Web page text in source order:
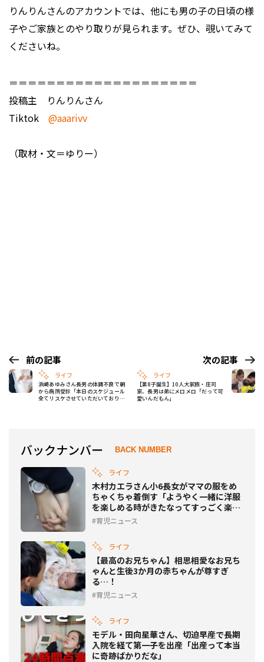
りんりんさんのアカウントでは、他にも男の子の日頃の様
子やご家族とのやり取りが見られます。ぜひ、覗いてみて
くださいね。
＝＝＝＝＝＝＝＝＝＝＝＝＝＝＝＝＝＝＝＝
投稿主 りんりんさん
Tiktok @aaarivv
（取材・文＝ゆりー）
前の記事
ライフ
浜崎あゆみさん長男の体調不良で朝
から病院受診「本日のスケジュール
全てリスケさせていただいておりま
次の記事
ライフ
【第8子誕生】10人大家族・庄司
家、長男は弟にメロメロ「だって可
愛いんだもん」
バックナンバー BACK NUMBER
ライフ
木村カエラさん小6長女がママの服をめ
ちゃくちゃ着倒す「ようやく一緒に洋服
を楽しめる時がきたなってすっごく楽し
い」【絶対オシャレ】
育児ニュース
ライフ
【最高のお兄ちゃん】相思相愛なお兄ち
ゃんと生後3か月の赤ちゃんが尊すぎ
る…！
育児ニュース
ライフ
モデル・田向星華さん、切迫早産で長期
入院を経て第一子を出産「出産って本当
に奇跡ばかりだな」